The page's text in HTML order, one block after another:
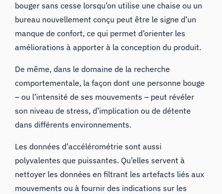
bouger sans cesse lorsqu’on utilise une chaise ou un
bureau nouvellement conçu peut être le signe d’un
manque de confort, ce qui permet d’orienter les
améliorations à apporter à la conception du produit.
De même, dans le domaine de la recherche
comportementale, la façon dont une personne bouge
– ou l’intensité de ses mouvements – peut révéler
son niveau de stress, d’implication ou de détente
dans différents environnements.
Les données d’accélérométrie sont aussi
polyvalentes que puissantes. Qu’elles servent à
nettoyer les données en filtrant les artefacts liés aux
mouvements ou à fournir des indications sur les